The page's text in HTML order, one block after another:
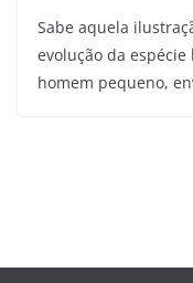
Sabe aquela
evolução da
homem pequeno,